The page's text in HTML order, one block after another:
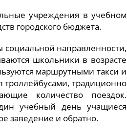
учреждения в учебном
городского бюджета.
социальной направленности,
школьники в возрасте
маршрутными такси и
троллейбусами, традиционно
количество поездок.
учебный день учащиеся
заведение и обратно.